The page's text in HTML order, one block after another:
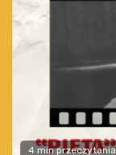
4 min przeczytania